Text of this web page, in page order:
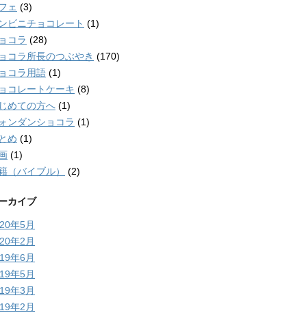
ェ (3)
ビニチョコレート (1)
コラ (28)
コラ所長のつぶやき (170)
コラ用語 (1)
コレートケーキ (8)
めての方へ (1)
ンダンショコラ (1)
め (1)
(1)
（バイブル）
(2)
カイブ
年5月
年2月
年6月
年5月
年3月
年2月